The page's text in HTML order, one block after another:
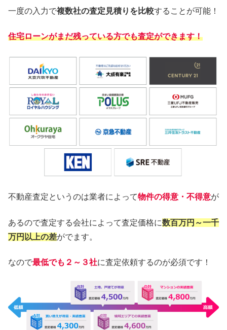
一度の入力で複数社の査定見積りを比較することが可能！
住宅ローンがまだ残っている方でも査定ができます！
不動産査定というのは業者によって物件の得意・不得意が
あるので査定する会社によって査定価格に数百万円～一千
万円以上の差がでます。
なので最低でも２～３社に査定依頼するのが必須です！